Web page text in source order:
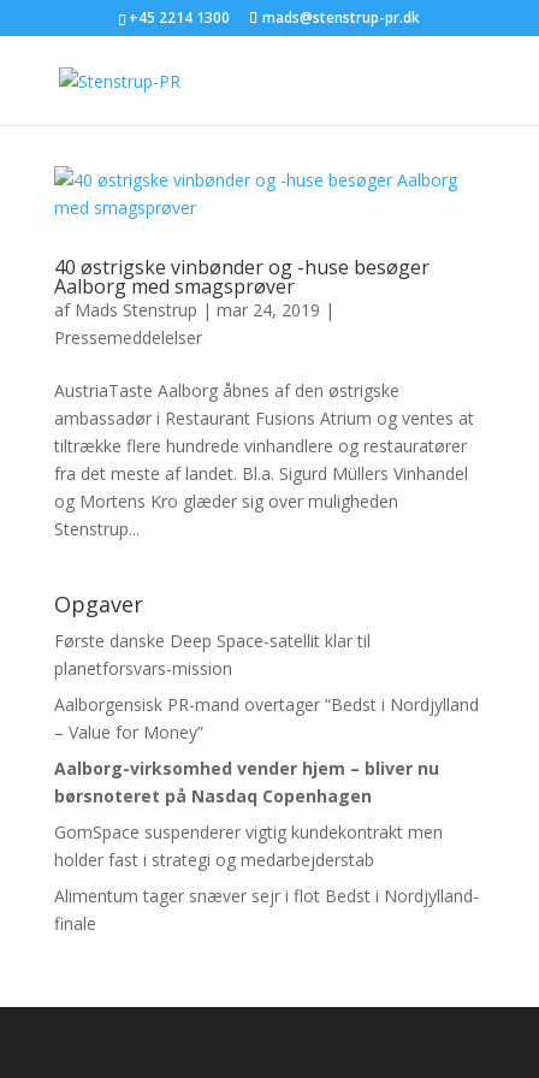
+45 2214 1300 mads@stenstrup-pr.dk
40 østrigske vinbønder og -huse besøger
Aalborg med smagsprøver
af Mads Stenstrup | mar 24, 2019 |
Pressemeddelelser
AustriaTaste Aalborg åbnes af den østrigske
ambassadør i Restaurant Fusions Atrium og ventes at
tiltrække flere hundrede vinhandlere og restauratører
fra det meste af landet. Bl.a. Sigurd Müllers Vinhandel
og Mortens Kro glæder sig over muligheden
Stenstrup...
Opgaver
Første danske Deep Space-satellit klar til
planetforsvars-mission
Aalborgensisk PR-mand overtager “Bedst i Nordjylland
– Value for Money”
Aalborg-virksomhed vender hjem – bliver nu
børsnoteret på Nasdaq Copenhagen
GomSpace suspenderer vigtig kundekontrakt men
holder fast i strategi og medarbejderstab
Alimentum tager snæver sejr i flot Bedst i Nordjylland-
finale